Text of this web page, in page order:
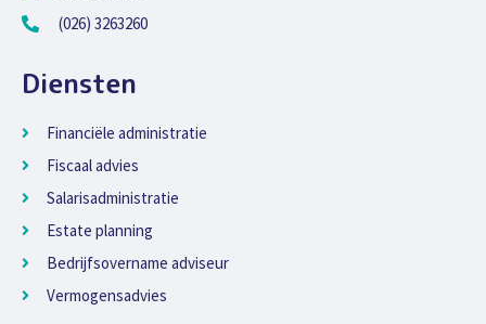
(026) 3263260
Diensten
Financiële administratie
Fiscaal advies
Salarisadministratie
Estate planning
Bedrijfsovername adviseur
Vermogensadvies